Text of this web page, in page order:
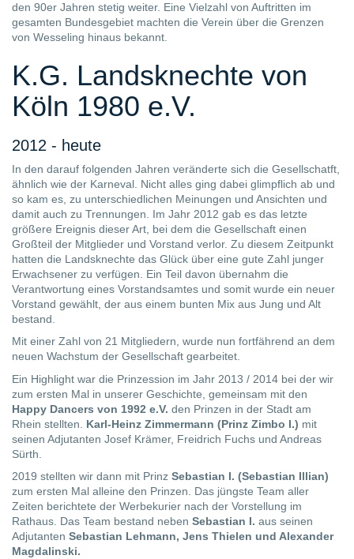
den 90er Jahren stetig weiter. Eine Vielzahl von Auftritten im
gesamten Bundesgebiet machten die Verein über die Grenzen
von Wesseling hinaus bekannt.
K.G. Landsknechte von
Köln 1980 e.V.
2012 - heute
In den darauf folgenden Jahren veränderte sich die Gesellschatft,
ähnlich wie der Karneval. Nicht alles ging dabei glimpflich ab und
so kam es, zu unterschiedlichen Meinungen und Ansichten und
damit auch zu Trennungen. Im Jahr 2012 gab es das letzte
größere Ereignis dieser Art, bei dem die Gesellschaft einen
Großteil der Mitglieder und Vorstand verlor. Zu diesem Zeitpunkt
hatten die Landsknechte das Glück über eine gute Zahl junger
Erwachsener zu verfügen. Ein Teil davon übernahm die
Verantwortung eines Vorstandsamtes und somit wurde ein neuer
Vorstand gewählt, der aus einem bunten Mix aus Jung und Alt
bestand.
Mit einer Zahl von 21 Mitgliedern, wurde nun fortfährend an dem
neuen Wachstum der Gesellschaft gearbeitet.
Ein Highlight war die Prinzession im Jahr 2013 / 2014 bei der wir
zum ersten Mal in unserer Geschichte, gemeinsam mit den
Happy Dancers von 1992 e.V. den Prinzen in der Stadt am
Rhein stellten. Karl-Heinz Zimmermann (Prinz Zimbo I.) mit
seinen Adjutanten Josef Krämer, Freidrich Fuchs und Andreas
Sürth.
2019 stellten wir dann mit Prinz Sebastian I. (Sebastian Illian)
zum ersten Mal alleine den Prinzen. Das jüngste Team aller
Zeiten berichtete der Werbekurier nach der Vorstellung im
Rathaus. Das Team bestand neben Sebastian I. aus seinen
Adjutanten Sebastian Lehmann, Jens Thielen und Alexander
Magdalinski.